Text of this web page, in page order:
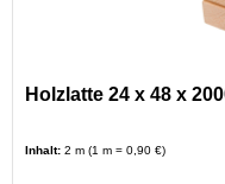
Holzlatte 24 x 48 x
Inhalt: 2 m (1 m = 0,90 €)